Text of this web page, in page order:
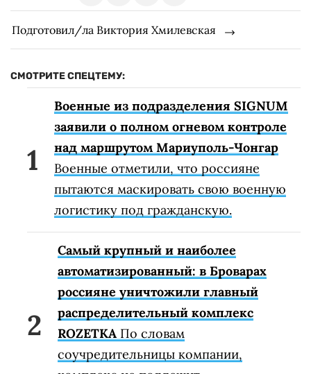
Подготовил/ла Виктория Хмилевская
СМОТРИТЕ СПЕЦТЕМУ:
Военные из подразделения SIGNUM
заявили о полном огневом контроле
над маршрутом Мариуполь-Чонгар
Военные отметили, что россияне
пытаются маскировать свою военную
логистику под гражданскую.
Самый крупный и наиболее
автоматизированный: в Броварах
россияне уничтожили главный
распределительный комплекс
ROZETKA По словам
соучредительницы компании,